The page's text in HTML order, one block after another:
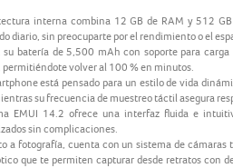
interna combina 12 GB de RAM y 512
diario, sin preocuparte por el rendimiento o el
su batería de 5,500 mAh con soporte para
permitiéndote volver al 100 % en minutos.
está pensado para un estilo de vida
su frecuencia de muestreo táctil asegura
EMUI 14.2 ofrece una interfaz fluida e
sin complicaciones.
a fotografía, cuenta con un sistema de
que te permiten capturar desde retratos con